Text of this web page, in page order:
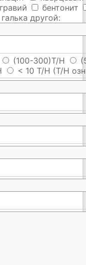
гравий
бентонит
галька другой:
(100-300)T/H
< 10 T/H (T/H